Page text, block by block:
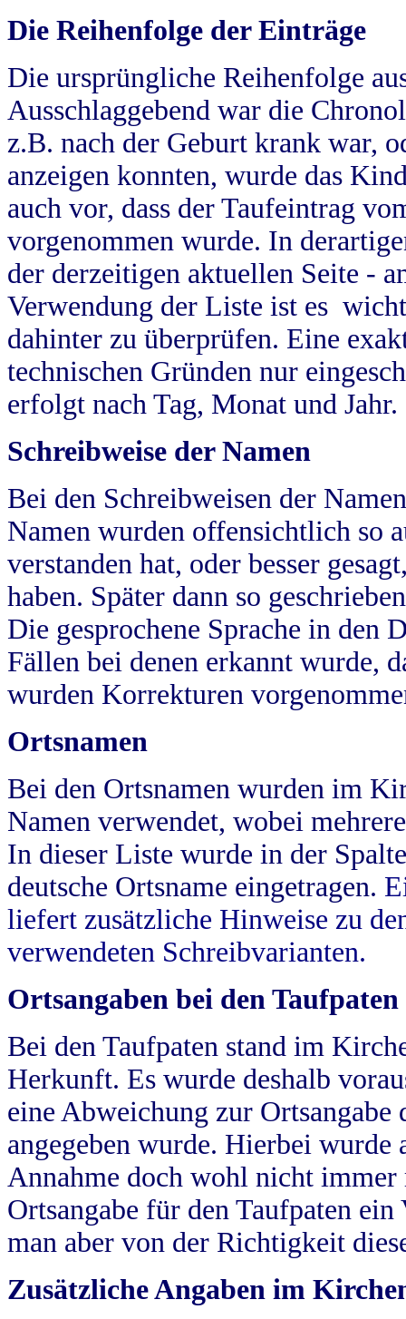
Die Reihenfolge der Einträge
Die ursprüngliche Reihenfolge
Ausschlaggebend war die
z.B. nach der Geburt krank war,
anzeigen konnten, wurde das
auch vor, dass der Taufeintrag
vorgenommen wurde. In
der derzeitigen aktuellen Seite -
Verwendung der Liste ist es
dahinter zu überprüfen. Eine
technischen Gründen nur
erfolgt nach Tag, Monat und Jahr.
Schreibweise der Namen
Bei den Schreibweisen der
Namen wurden offensichtlich so
verstanden hat, oder besser
haben. Später dann so
Die gesprochene Sprache in
Fällen bei denen erkannt wurde,
wurden Korrekturen
Ortsnamen
Bei den Ortsnamen wurden im
Namen verwendet, wobei
In dieser Liste wurde in der
deutsche Ortsname eingetragen.
liefert zusätzliche Hinweise zu
verwendeten Schreibvarianten.
Ortsangaben bei den Taufpaten
Bei den Taufpaten stand im
Herkunft. Es wurde deshalb
eine Abweichung zur
angegeben wurde. Hierbei wurde
Annahme doch wohl nicht
Ortsangabe für den Taufpaten
man aber von der Richtigkeit
Zusätzliche Angaben im